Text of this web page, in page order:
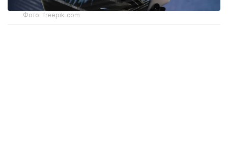
Фото: freepik.com